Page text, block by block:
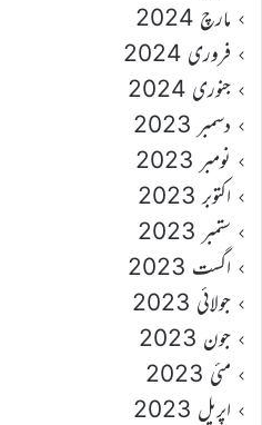
مارچ 2024
فروری 2024
جنوری 2024
دسمبر 2023
نومبر 2023
اکتوبر 2023
ستمبر 2023
اگست 2023
جولائی 2023
جون 2023
مئی 2023
اپریل 2023